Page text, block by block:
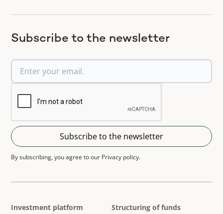
Subscribe to the newsletter
By subscribing, you agree to our Privacy policy.
Investment platform Structuring of funds